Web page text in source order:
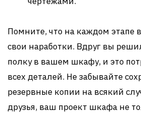
Помните, что на каждом этапе
свои наработки. Вдруг вы
полку в вашем шкафу, и это
всех деталей. Не забывайте
резервные копии на всякий
друзья, ваш проект шкафа не